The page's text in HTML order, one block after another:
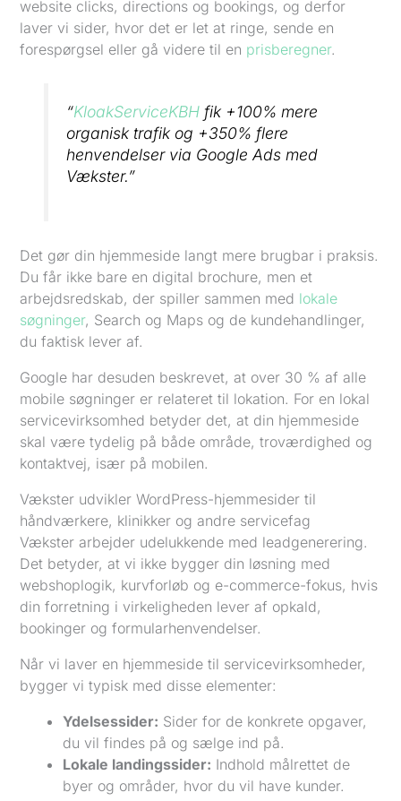
website clicks, directions og bookings, og derfor
laver vi sider, hvor det er let at ringe, sende en
forespørgsel eller gå videre til en prisberegner.
“KloakServiceKBHfik +100% mere
organisk trafik og +350% flere
henvendelser via Google Ads med
Vækster.”
Det gør din hjemmeside langt mere brugbar i praksis.
Du får ikke bare en digital brochure, men et
arbejdsredskab, der spiller sammen med lokale
søgninger, Search og Maps og de kundehandlinger,
du faktisk lever af.
Google har desuden beskrevet, at over 30 % af alle
mobile søgninger er relateret til lokation. For en lokal
servicevirksomhed betyder det, at din hjemmeside
skal være tydelig på både område, troværdighed og
kontaktvej, især på mobilen.
Vækster udvikler WordPress-hjemmesider til
håndværkere, klinikker og andre servicefag
Vækster arbejder udelukkende med leadgenerering.
Det betyder, at vi ikke bygger din løsning med
webshoplogik, kurvforløb og e-commerce-fokus, hvis
din forretning i virkeligheden lever af opkald,
bookinger og formularhenvendelser.
Når vi laver en hjemmeside til servicevirksomheder,
bygger vi typisk med disse elementer:
Ydelsessider: Sider for de konkrete opgaver,
du vil findes på og sælge ind på.
Lokale landingssider: Indhold målrettet de
byer og områder, hvor du vil have kunder.